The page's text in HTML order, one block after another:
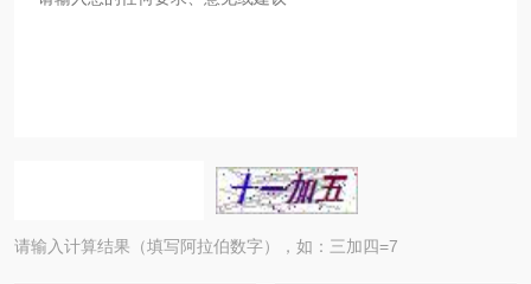
请输入计算结果（填写阿拉伯数字），如：三加四=7